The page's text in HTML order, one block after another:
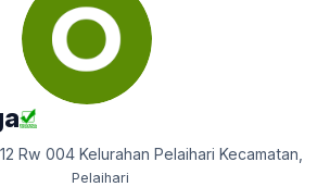
Rw 004 Kelurahan Pelaihari Kecamatan
Pelaihari